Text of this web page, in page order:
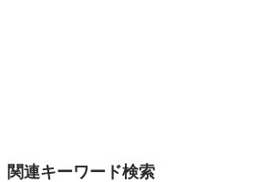
関連キーワード検索